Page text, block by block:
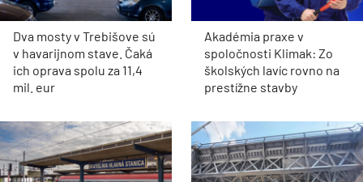
Dva mosty v Trebišove sú
v havarijnom stave. Čaká
ich oprava spolu za 11,4
mil. eur
Akadémia praxe v
spoločnosti Klimak: Zo
školských lavíc rovno na
prestížne stavby